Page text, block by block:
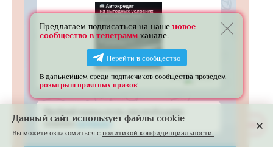
Данный сайт использует файлы cookie
Вы можете ознакомиться с политикой конфиденциальности.
Предлагаем подписаться на наше новое
сообщество в телеграмм канале.
Перейти в сообщество
В дальнейшем среди подписчиков сообщества проведем
розыгрыш приятных призов!
Развернуть